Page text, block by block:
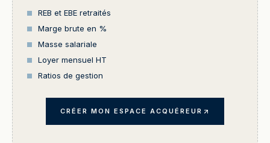
REB et EBE retraités
Marge brute en %
Masse salariale
Loyer mensuel HT
Ratios de gestion
CRÉER MON ESPACE ACQUÉREUR